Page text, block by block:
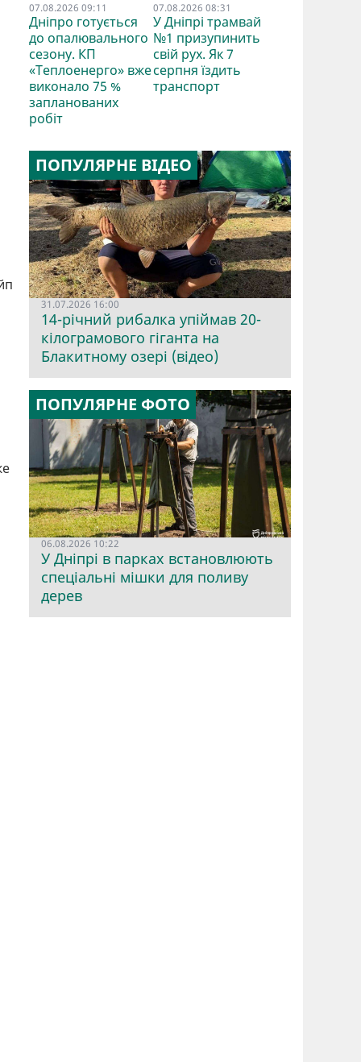
07.08.2026 09:11
Дніпро готується
до опалювального
сезону. КП
«Теплоенерго» вже
виконало 75 %
запланованих
робіт
07.08.2026 08:31
У Дніпрі трамвай
№1 призупинить
свій рух. Як 7
серпня їздить
транспорт
ПОПУЛЯРНЕ ВІДЕО
31.07.2026 16:00
14-річний рибалка упіймав 20-
кілограмового гіганта на
Блакитному озері (відео)
ПОПУЛЯРНЕ ФОТО
06.08.2026 10:22
У Дніпрі в парках встановлюють
спеціальні мішки для поливу
дерев